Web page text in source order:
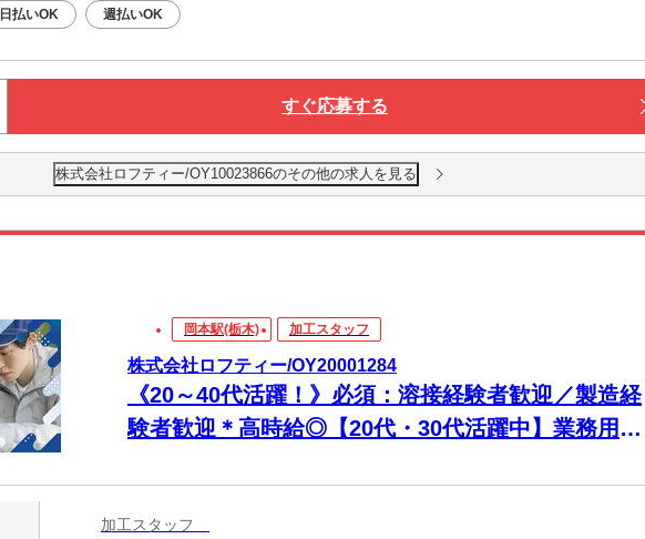
日払いOK 週払いOK
すぐ応募する
株式会社ロフティー/OY10023866のその他の求人を見る
岡本駅(栃木) 加工スタッフ
株式会社ロフティー/OY20001284
《20～40代活躍！》必須：溶接経験者歓迎／製造経
験者歓迎＊高時給◎【20代・30代活躍中】業務用シ
加工スタッフ